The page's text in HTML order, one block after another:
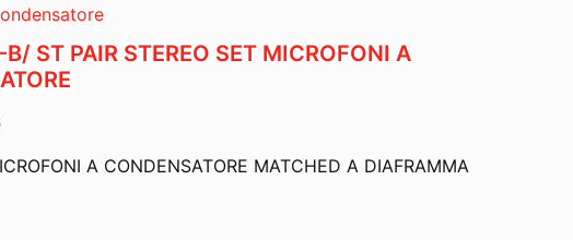
ST PAIR STEREO SET MICROFONI A
A CONDENSATORE MATCHED A DIAFRAMMA